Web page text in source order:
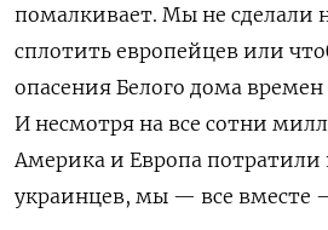
помалкивает. Мы не сделали
сплотить европейцев или
опасения Белого дома времен
И несмотря на все сотни
Америка и Европа потратили
украинцев, мы — все вместе